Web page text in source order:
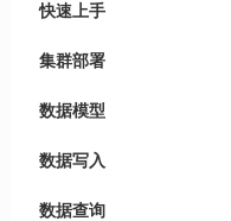
快速上手
集群部署
数据模型
数据写入
数据查询